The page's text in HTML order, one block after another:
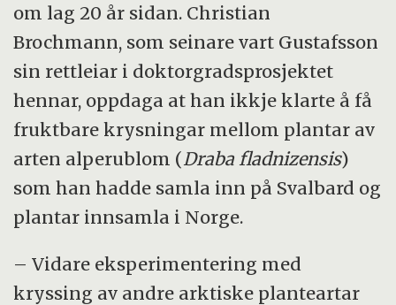
om lag 20 år sidan. Christian
Brochmann, som seinare vart Gustafsson
sin rettleiar i doktorgradsprosjektet
hennar, oppdaga at han ikkje klarte å få
fruktbare krysningar mellom plantar av
arten alperublom (Draba fladnizensis)
som han hadde samla inn på Svalbard og
plantar innsamla i Norge.
– Vidare eksperimentering med
kryssing av andre arktiske planteartar